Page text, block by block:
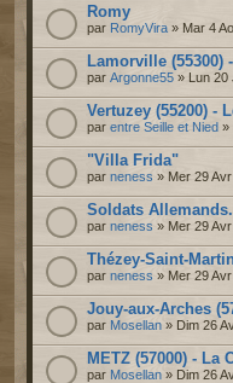
Romy
par RomyVira » Mar 4
Lamorville (55300)
par Argonne55 » Lun 20
Vertuzey (55200) -
par entre Seille et Nied »
"Villa Frida"
par neness » Mer 29
Soldats
par neness » Mer 29
Thézey-Saint-
par neness » Mer 29
Jouy-aux-Arches
par Mosellan » Dim 26
METZ (57000) - La
par Mosellan » Dim 26